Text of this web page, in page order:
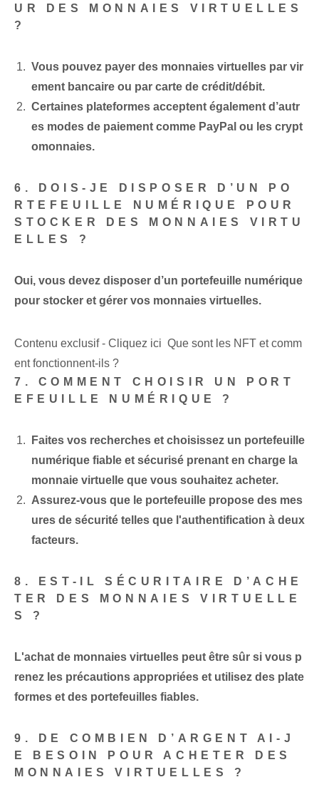
UR DES MONNAIES VIRTUELLES
?
Vous pouvez payer des monnaies virtuelles par vir
ement bancaire ou par carte de crédit/débit.
Certaines plateformes acceptent également d’autr
es modes de paiement comme PayPal ou les crypt
omonnaies.
6. DOIS-JE DISPOSER D’UN PO
RTEFEUILLE NUMÉRIQUE POUR
STOCKER DES MONNAIES VIRTU
ELLES ?
Oui, vous devez disposer d’un portefeuille numérique
pour stocker et gérer vos monnaies virtuelles.
Contenu exclusif - Cliquez ici Que sont les NFT et comm
ent fonctionnent-ils ?
7. COMMENT CHOISIR UN PORT
EFEUILLE NUMÉRIQUE ?
Faites vos recherches et choisissez un portefeuille
numérique fiable et sécurisé prenant en charge la
monnaie virtuelle que vous souhaitez acheter.
Assurez-vous que le portefeuille propose des mes
ures de sécurité telles que l'authentification à deux
facteurs.
8. EST-IL SÉCURITAIRE D’ACHE
TER DES MONNAIES VIRTUELLE
S ?
L'achat de monnaies virtuelles peut être sûr si vous p
renez les précautions appropriées et utilisez des plate
formes et des portefeuilles fiables.
9. DE COMBIEN D’ARGENT AI-J
E BESOIN POUR ACHETER DES
MONNAIES VIRTUELLES ?